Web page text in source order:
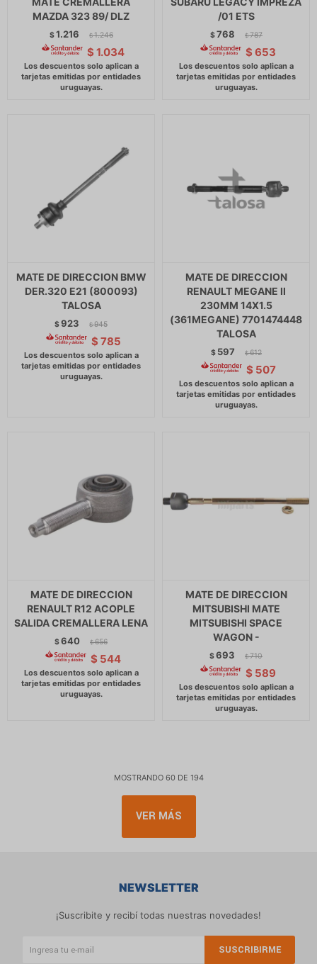
MAZDA 323 89/ DLZ
$1.216 $ 1.246
$ 1.034
/01 ETS
$768 $ 787
$ 653
MATE DE DIRECCION BMW
DER.320 E21 (800093)
TALOSA
$923 $ 945
$ 785
MATE DE DIRECCION
RENAULT MEGANE II
230MM 14X1.5
(361MEGANE) 7701474448
TALOSA
$ 597 $ 612
$ 507
MATE DE DIRECCION
RENAULT R12 ACOPLE
SALIDA CREMALLERA LENA
$640 $ 656
$ 544
MATE DE DIRECCION
MITSUBISHI MATE
MITSUBISHI SPACE
WAGON -
$693 $ 710
$ 589
MOSTRANDO 60 DE 194
VER MÁS
NEWSLETTER
¡Suscribite y recibí todas nuestras novedades!
SUSCRIBIRME